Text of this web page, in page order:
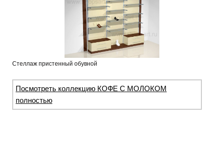
Стеллаж пристенный обувной
Посмотреть коллекцию КОФЕ С МОЛОКОМ
полностью